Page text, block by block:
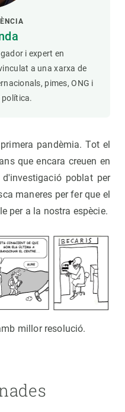
i expert en
a una xarxa de
pimes, ONG i
política.
pandèmia. Tot el
que encara creuen en
poblat per
maneres per fer que el
per a la nostra espècie.
millor resolució.